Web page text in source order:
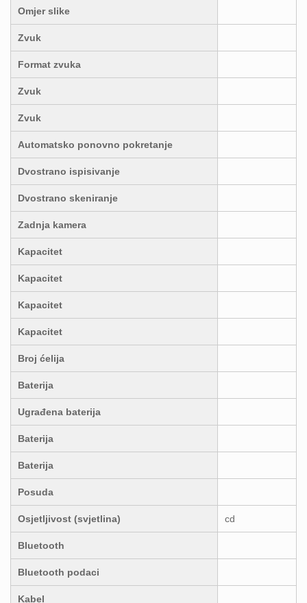
Omjer slike
Zvuk
Format zvuka
Zvuk
Zvuk
Automatsko ponovno pokretanje
Dvostrano ispisivanje
Dvostrano skeniranje
Zadnja kamera
Kapacitet
Kapacitet
Kapacitet
Kapacitet
Broj ćelija
Baterija
Ugrađena baterija
Baterija
Baterija
Posuda
Osjetljivost (svjetlina) cd
Bluetooth
Bluetooth podaci
Kabel